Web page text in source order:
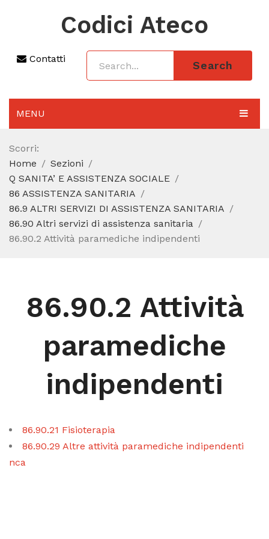
Codici Ateco
Contatti
Search
MENU
AGGIORNAMENTO 2025
SEZIONI
CODICE ATECO A COSA SERVE
CODICE FISCALE
Scorri:
Home
Sezioni
Q SANITA’ E ASSISTENZA SOCIALE
86 ASSISTENZA SANITARIA
86.9 ALTRI SERVIZI DI ASSISTENZA SANITARIA
86.90 Altri servizi di assistenza sanitaria
86.90.2 Attività paramediche indipendenti
86.90.2 Attività
paramediche
indipendenti
86.90.21 Fisioterapia
86.90.29 Altre attività paramediche indipendenti
nca